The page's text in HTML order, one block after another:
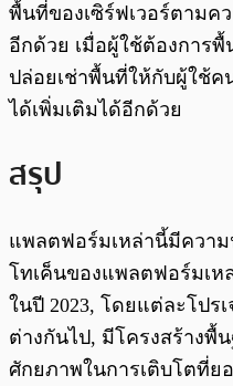
พื้นที่ของเซิร์ฟเวอร์ตามค
อีกด้วย เมื่อผู้ใช้ต้องการ
ปล่อยเช่าพื้นที่ให้กับผู้ใช้ค
ได้เพิ่มเติมได้อีกด้วย
สรุป
แพลตฟอร์มเหล่านี้มีความ
โทเค็นของแพลตฟอร์มเห
ในปี 2023, โดยแต่ละโปร
ต่างกันไป, มีโครงสร้างพื้
ศักยภาพในการเติบโตที่ย